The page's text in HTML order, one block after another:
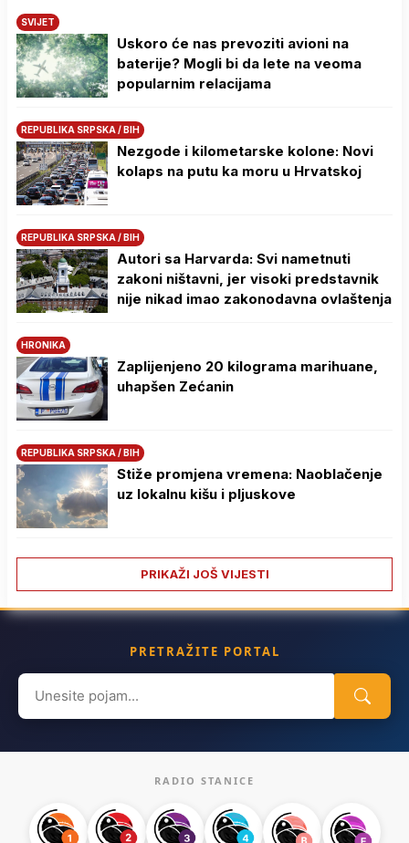
SVIJET
Uskoro će nas prevoziti avioni na
baterije? Mogli bi da lete na veoma
popularnim relacijama
REPUBLIKA SRPSKA / BIH
Nezgode i kilometarske kolone: Novi
kolaps na putu ka moru u Hrvatskoj
REPUBLIKA SRPSKA / BIH
Autori sa Harvarda: Svi nametnuti
zakoni ništavni, jer visoki predstavnik
nije nikad imao zakonodavna ovlaštenja
HRONIKA
Zaplijenjeno 20 kilograma marihuane,
uhapšen Zećanin
REPUBLIKA SRPSKA / BIH
Stiže promjena vremena: Naoblačenje
uz lokalnu kišu i pljuskove
PRIKAŽI JOŠ VIJESTI
PRETRAŽITE PORTAL
Search
for:
RADIO STANICE